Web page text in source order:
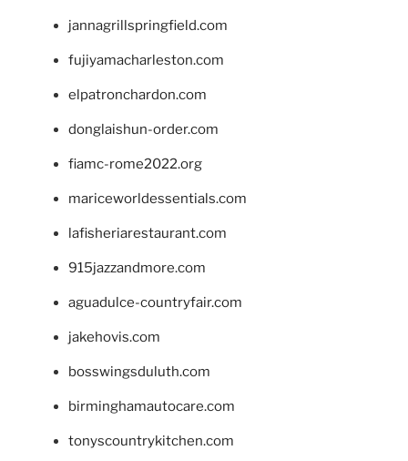
jannagrillspringfield.com
fujiyamacharleston.com
elpatronchardon.com
donglaishun-order.com
fiamc-rome2022.org
mariceworldessentials.com
lafisheriarestaurant.com
915jazzandmore.com
aguadulce-countryfair.com
jakehovis.com
bosswingsduluth.com
birminghamautocare.com
tonyscountrykitchen.com